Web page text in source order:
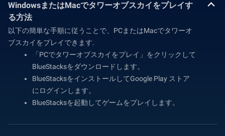
WindowsまたはMacでタワーオブスカイをプレイす
る方法
以下の簡単な手順に従うことで、PCまたはMacでタワーオ
ブスカイをプレイできます.
「PCでタワーオブスカイをプレイ」をクリックして
BlueStacksをダウンロードします。
BlueStacksをインストールしてGoogle Play ストア
にログインします。
BlueStacksを起動してゲームをプレイします。